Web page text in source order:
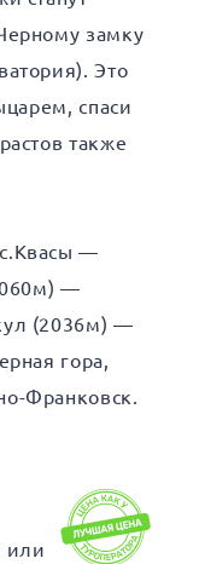
замку
Это
спаси
также
—
—
(2036м) —
гора,
Франковск.
или